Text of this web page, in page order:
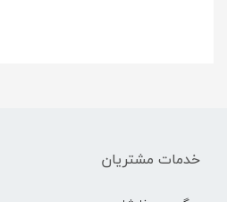
خدمات مشتریان